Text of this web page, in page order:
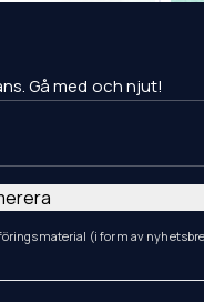
Gå med och njut!
(i form av